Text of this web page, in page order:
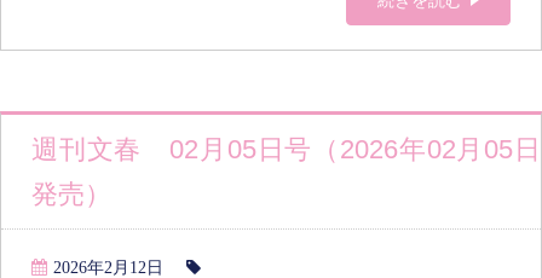
週刊文春 02月05日号（2026年02月05日
発売）
2026年2月12日